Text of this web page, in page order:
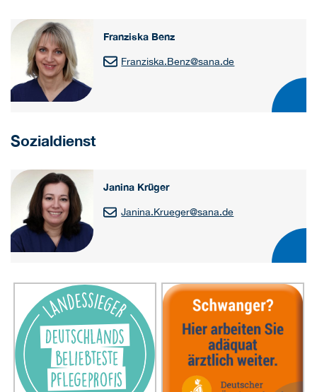
Franziska Benz
Franziska.Benz@sana.de
Sozialdienst
Janina Krüger
Janina.Krueger@sana.de